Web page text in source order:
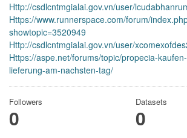
Http://csdlcntmgialai.gov.vn/user/
Https://www.runnerspace.com/forum/
showtopic=3520949
Http://csdlcntmgialai.gov.vn/user/
Https://aspe.net/forums/topic/propecia-
lieferung-am-nachsten-tag/
Followers
0
Datasets
0